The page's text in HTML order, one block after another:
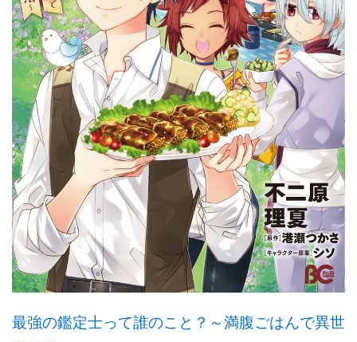
最強の鑑定士って誰のこと？～満腹ごはんで異世